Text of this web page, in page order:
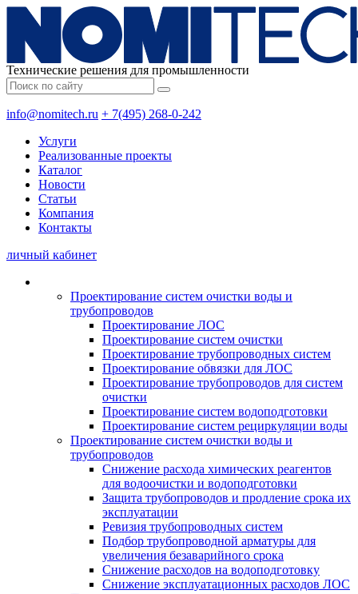
Технические решения для промышленности
info@nomitech.ru + 7(495) 268-0-242
Услуги
Реализованные проекты
Каталог
Новости
Статьи
Компания
Контакты
личный кабинет
Проектирование систем очистки воды и
трубопроводов
Проектирование ЛОС
Проектирование систем очистки
Проектирование трубопроводных систем
Проектирование обвязки для ЛОС
Проектирование трубопроводов для систем
очистки
Проектирование систем водоподготовки
Проектирование систем рециркуляции воды
Проектирование систем очистки воды и
трубопроводов
Снижение расхода химических реагентов
для водоочистки и водоподготовки
Защита трубопроводов и продление срока их
эксплуатации
Ревизия трубопроводных систем
Подбор трубопроводной арматуры для
увеличения безаварийного срока
Снижение расходов на водоподготовку
Снижение эксплуатационных расходов ЛОС